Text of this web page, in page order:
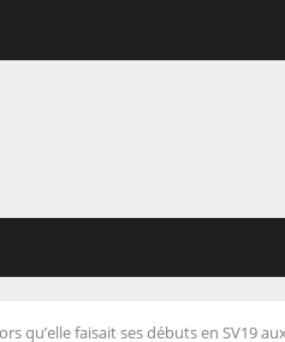
qu’elle faisait ses débuts en SV19